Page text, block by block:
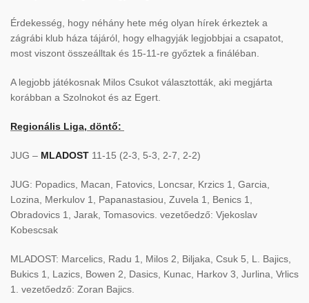
Érdekesség, hogy néhány hete még olyan hírek érkeztek a
zágrábi klub háza tájáról, hogy elhagyják legjobbjai a csapatot,
most viszont összeálltak és 15-11-re győztek a fináléban.
A legjobb játékosnak Milos Csukot választották, aki megjárta
korábban a Szolnokot és az Egert.
Regionális Liga, döntő:
JUG – MLADOST 11-15 (2-3, 5-3, 2-7, 2-2)
JUG: Popadics, Macan, Fatovics, Loncsar, Krzics 1, Garcia,
Lozina, Merkulov 1, Papanastasiou, Zuvela 1, Benics 1,
Obradovics 1, Jarak, Tomasovics. vezetőedző: Vjekoslav
Kobescsak
MLADOST: Marcelics, Radu 1, Milos 2, Biljaka, Csuk 5, L. Bajics,
Bukics 1, Lazics, Bowen 2, Dasics, Kunac, Harkov 3, Jurlina, Vrlics
1. vezetőedző: Zoran Bajics.